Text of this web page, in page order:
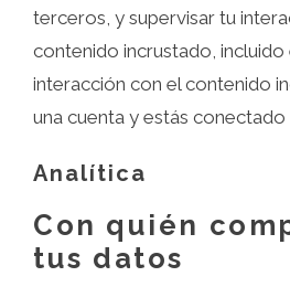
terceros, y supervisar tu
contenido incrustado,
interacción con el contenido
una cuenta y estás conectado
Analítica
Con quién
tus datos